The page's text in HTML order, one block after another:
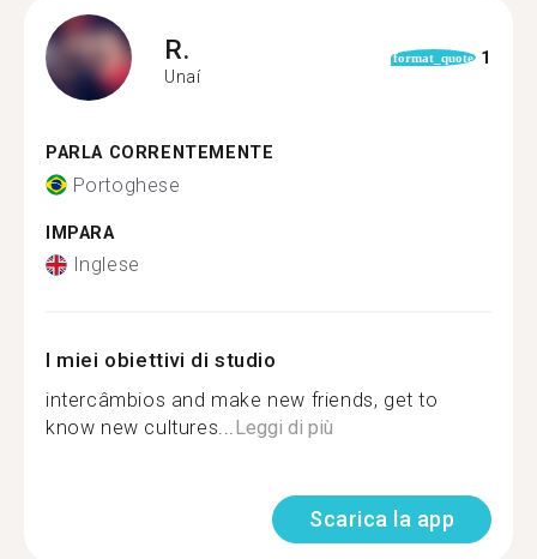
R.
Unaí
format_quote 1
PARLA CORRENTEMENTE
Portoghese
IMPARA
Inglese
I miei obiettivi di studio
intercâmbios and make new friends, get to
know new cultures...Leggi di più
Scarica la app